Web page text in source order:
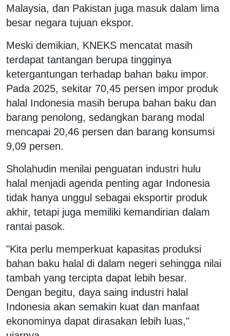
Malaysia, dan Pakistan juga masuk dalam lima
besar negara tujuan ekspor.
Meski demikian, KNEKS mencatat masih
terdapat tantangan berupa tingginya
ketergantungan terhadap bahan baku impor.
Pada 2025, sekitar 70,45 persen impor produk
halal Indonesia masih berupa bahan baku dan
barang penolong, sedangkan barang modal
mencapai 20,46 persen dan barang konsumsi
9,09 persen.
Sholahudin menilai penguatan industri hulu
halal menjadi agenda penting agar Indonesia
tidak hanya unggul sebagai eksportir produk
akhir, tetapi juga memiliki kemandirian dalam
rantai pasok.
"Kita perlu memperkuat kapasitas produksi
bahan baku halal di dalam negeri sehingga nilai
tambah yang tercipta dapat lebih besar.
Dengan begitu, daya saing industri halal
Indonesia akan semakin kuat dan manfaat
ekonominya dapat dirasakan lebih luas,"